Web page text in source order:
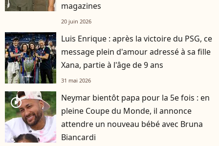
magazines
20 juin 2026
Luis Enrique : après la victoire du PSG, ce
message plein d'amour adressé à sa fille
Xana, partie à l'âge de 9 ans
31 mai 2026
player2
Neymar bientôt papa pour la 5e fois : en
pleine Coupe du Monde, il annonce
attendre un nouveau bébé avec Bruna
Biancardi